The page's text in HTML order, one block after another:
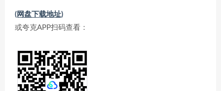
(网盘下载地址)
或夸克APP扫码查看：